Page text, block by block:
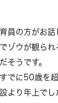
員の方がお話
ゾウが観られ
そうです。
でに50歳を
より年上でし